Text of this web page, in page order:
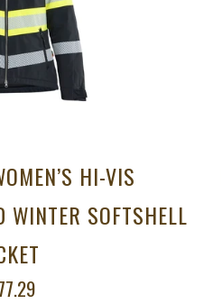
HI-VIS
WINTER SOFTSHELL